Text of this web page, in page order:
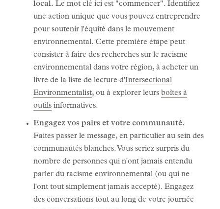
local. Le mot clé ici est "commencer". Identifiez
une action unique que vous pouvez entreprendre
pour soutenir l'équité dans le mouvement
environnemental. Cette première étape peut
consister à faire des recherches sur le racisme
environnemental dans votre région, à acheter un
livre de la liste de lecture d'Intersectional
Environmentalist, ou à explorer leurs boîtes à
outils informatives.
Engagez vos pairs et votre communauté.
Faites passer le message, en particulier au sein des
communautés blanches. Vous seriez surpris du
nombre de personnes qui n'ont jamais entendu
parler du racisme environnemental (ou qui ne
l'ont tout simplement jamais accepté). Engagez
des conversations tout au long de votre journée